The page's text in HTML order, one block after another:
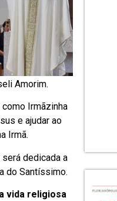
Amorim.
Irmãzinha
e ajudar ao
Irmã.
dedicada a
do Santíssimo.
vida religiosa